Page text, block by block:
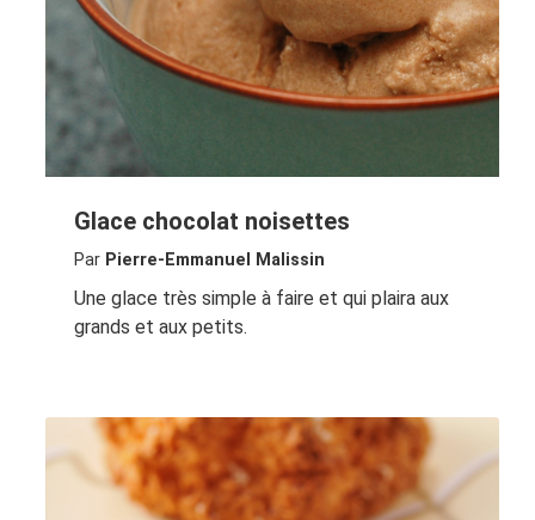
Glace chocolat noisettes
Par Pierre-Emmanuel Malissin
Une glace très simple à faire et qui plaira aux
grands et aux petits.